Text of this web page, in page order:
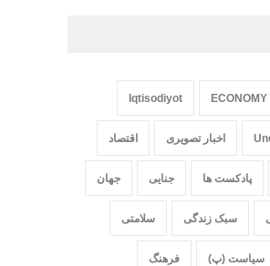
ECONOMY
Iqtisodiyot
اخبار تصویری اقتصاد
پادکست ها جنایی جهان
سبک زندگی سلامتی
سیاست (پ) فرهنگ